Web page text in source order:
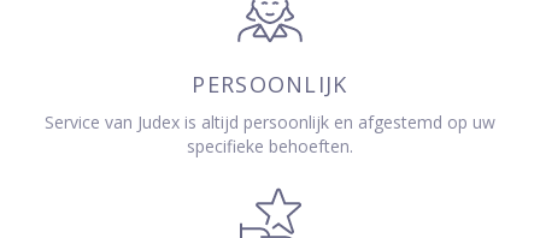
PERSOONLIJK
Service van Judex is altijd persoonlijk en afgestemd op uw
specifieke behoeften.